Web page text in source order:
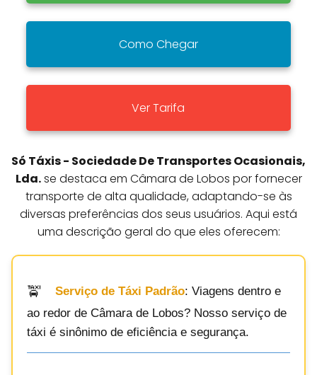
Como Chegar
Ver Tarifa
Só Táxis - Sociedade De Transportes Ocasionais,
Lda.se destaca em Câmara de Lobos por fornecer
transporte de alta qualidade, adaptando-se às
diversas preferências dos seus usuários. Aqui está
uma descrição geral do que eles oferecem:
Serviço de Táxi Padrão: Viagens dentro e
ao redor de Câmara de Lobos? Nosso serviço de
táxi é sinônimo de eficiência e segurança.